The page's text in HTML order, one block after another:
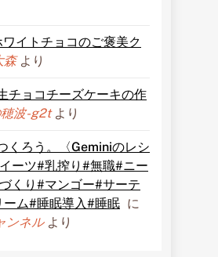
イトチョコのご褒美ク
森より
チョコチーズケーキの作
穂波-g2tより
くろう。〈Geminiのレシ
ーツ#乳搾り#無職#ニー
くり#マンゴー#サーテ
ーム#睡眠導入#睡眠 に
ンネルより